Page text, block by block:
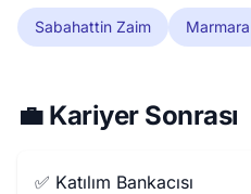
Sabahattin Zaim Marmara
💼 Kariyer Sonrası
✅ Katılım Bankacısı